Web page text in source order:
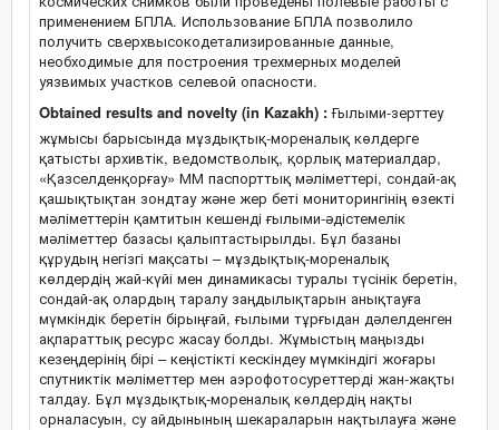
применением БПЛА. Использование БПЛА позволило
получить сверхвысокодетализированные данные,
необходимые для построения трехмерных моделей
уязвимых участков селевой опасности.
Obtained results and novelty (in Kazakh) :Ғылыми-зерттеу
жұмысы барысында мұздықтық-мореналық көлдерге
қатысты архивтік, ведомстволық, қорлық материалдар,
«Қазселденқорғау» ММ паспорттық мәліметтері, сондай-ақ
қашықтықтан зондтау және жер беті мониторингінің өзекті
мәліметтерін қамтитын кешенді ғылыми-әдістемелік
мәліметтер базасы қалыптастырылды. Бұл базаны
құрудың негізгі мақсаты – мұздықтық-мореналық
көлдердің жай-күйі мен динамикасы туралы түсінік беретін,
сондай-ақ олардың таралу заңдылықтарын анықтауға
мүмкіндік беретін бірыңғай, ғылыми тұрғыдан дәлелденген
ақпараттық ресурс жасау болды. Жұмыстың маңызды
кезеңдерінің бірі – кеңістікті кескіндеу мүмкіндігі жоғары
спутниктік мәліметтер мен аэрофотосуреттерді жан-жақты
талдау. Бұл мұздықтық-мореналық көлдердің нақты
орналасуын, су айдынының шекараларын нақтылауға және